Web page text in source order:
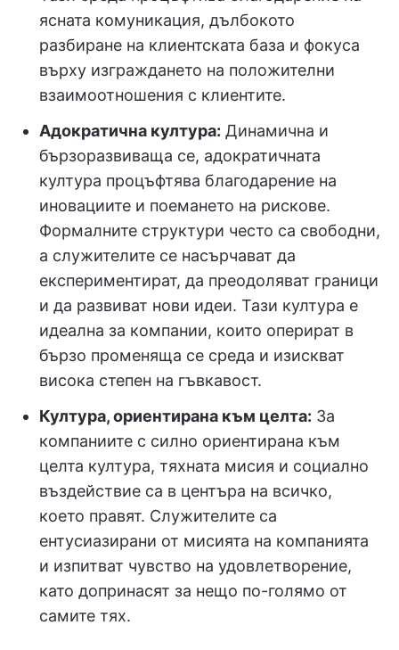
ясната комуникация, дълбокото
разбиране на клиентската база и фокуса
върху изграждането на положителни
взаимоотношения с клиентите.
Адократична култура: Динамична и
бързоразвиваща се, адократичната
култура процъфтява благодарение на
иновациите и поемането на рискове.
Формалните структури често са свободни,
а служителите се насърчават да
експериментират, да преодоляват граници
и да развиват нови идеи. Тази култура е
идеална за компании, които оперират в
бързо променяща се среда и изискват
висока степен на гъвкавост.
Култура, ориентирана към целта: За
компаниите с силно ориентирана към
целта култура, тяхната мисия и социално
въздействие са в центъра на всичко,
което правят. Служителите са
ентусиазирани от мисията на компанията
и изпитват чувство на удовлетворение,
като допринасят за нещо по-голямо от
самите тях.